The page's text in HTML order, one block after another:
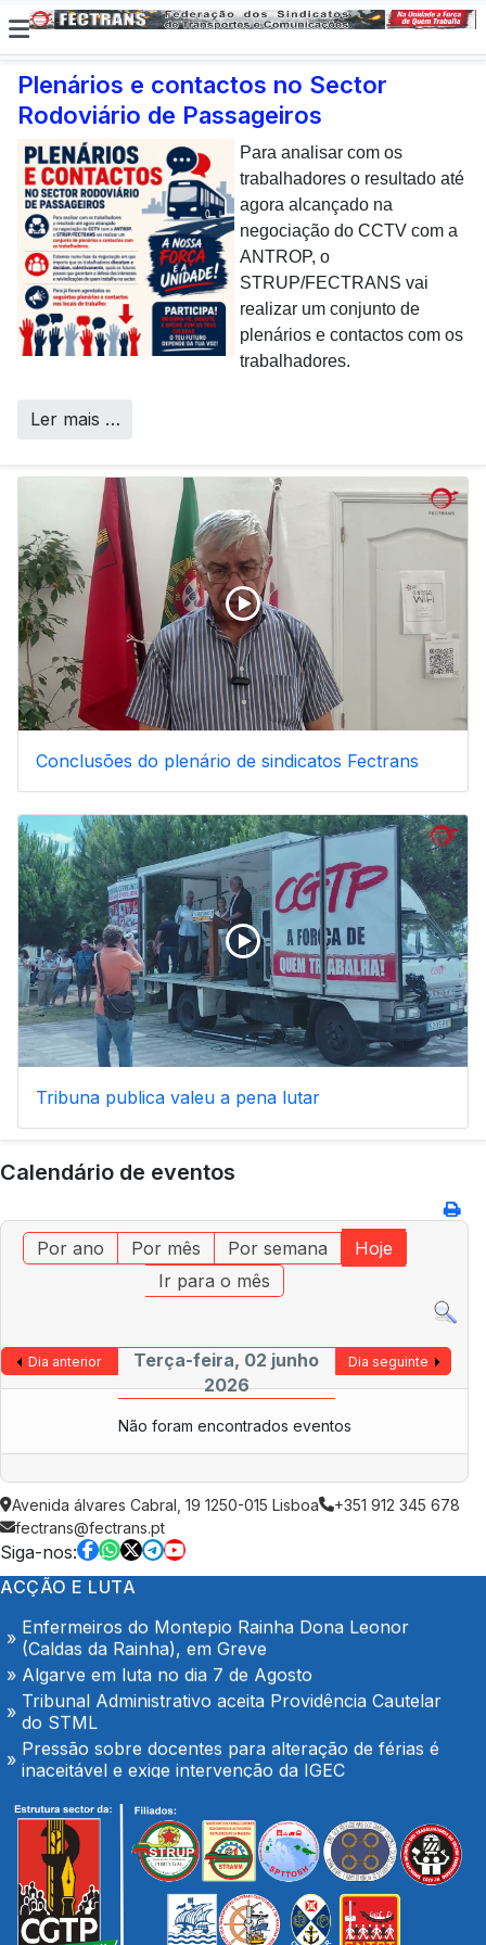
Plenários e contactos no Sector
Rodoviário de Passageiros
Para analisar com os
trabalhadores o resultado até
agora alcançado na
negociação do CCTV com a
ANTROP, o
STRUP/FECTRANS vai
realizar um conjunto de
plenários e contactos com os
trabalhadores.
Ler mais …
E não posso […] deixar de
dar uma nota de
agradecimento aos
colaboradores da CP que,
todos os dias, enfrentam com
sucesso os desafios
operacionais de manutenção
inerentes a uma frota tão
envelhecida.
Call Centers
Conclusões do plenário de sindicatos Fectrans
Tribuna publica valeu a pena lutar
Calendário de eventos
Por ano Por mês Por semana
Hoje
Ir para o mês
Dia anterior
Terça-feira, 02 junho
2026
Dia seguinte
Não foram encontrados eventos
Avenida álvares Cabral, 19 1250-015 Lisboa
+351 912 345 678
fectrans@fectrans.pt
Siga-nos:
ACÇÃO E LUTA
AGOSTO é também de denúncia pública e de
exigência: mais profissionais de saúde, mais
condições de trabalho e mais SNS
Trabalhadores da Super Bock conquistam aumento
salarial
Enfermeiros do Montepio Rainha Dona Leonor
(Caldas da Rainha), em Greve
Algarve em luta no dia 7 de Agosto
Tribunal Administrativo aceita Providência Cautelar
do STML
Pressão sobre docentes para alteração de férias é
inaceitável e exige intervenção da IGEC
Secretário-geral da CGTP-IN com os trabalhadores
da Casco Pet
Portaria de extensão do Contrato Colectivo de
Trabalho Vertical no sector de mercadorias
FENPROF considera inaceitável o modelo de
pagamento imposto aos professores classificadores